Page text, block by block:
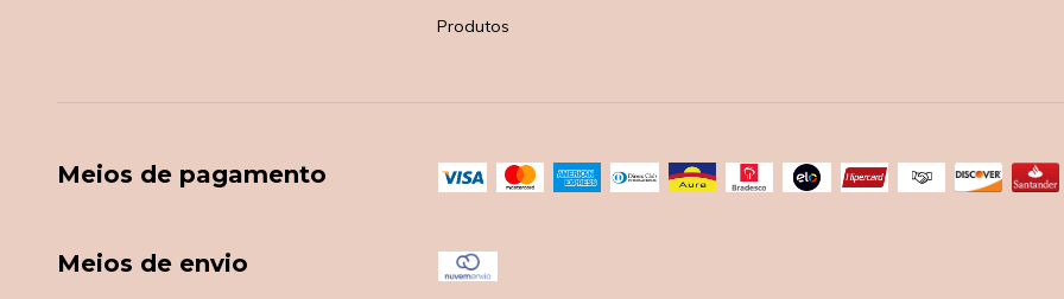
Produtos
Meios de pagamento
Meios de envio